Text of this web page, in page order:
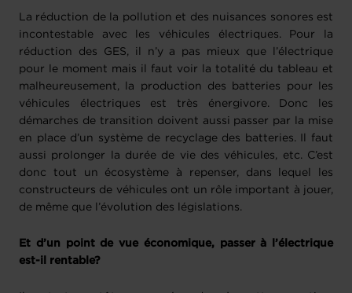
La réduction de la pollution et des nuisances sonores est
incontestable avec les véhicules électriques. Pour la
réduction des GES, il n’y a pas mieux que l’électrique
pour le moment mais il faut voir la totalité du tableau et
malheureusement, la production des batteries pour les
véhicules électriques est très énergivore. Donc les
démarches de transition doivent aussi passer par la mise
en place d’un système de recyclage des batteries. Il faut
aussi prolonger la durée de vie des véhicules, etc. C’est
donc tout un écosystème à repenser, dans lequel les
constructeurs de véhicules ont un rôle important à jouer,
de même que l’évolution des législations.
Et d’un point de vue économique, passer à l’électrique
est-il rentable?